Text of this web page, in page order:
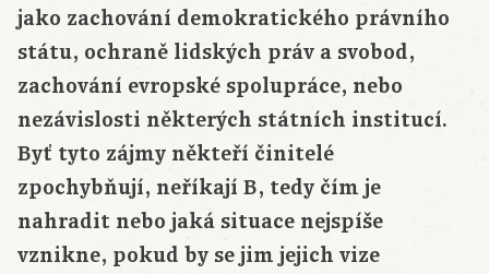
jako zachování demokratického právního
státu, ochraně lidských práv a svobod,
zachování evropské spolupráce, nebo
nezávislosti některých státních institucí.
Byť tyto zájmy někteří činitelé
zpochybňují, neříkají B, tedy čím je
nahradit nebo jaká situace nejspíše
vznikne, pokud by se jim jejich vize